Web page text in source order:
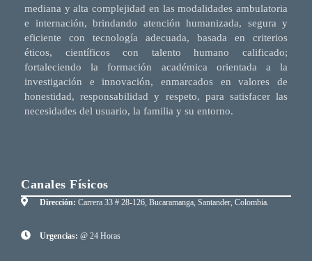
mediana y alta complejidad en las modalidades ambulatoria
e internación, brindando atención humanizada, segura y
eficiente con tecnología adecuada, basada en criterios
éticos, científicos con talento humano calificado;
fortaleciendo la formación académica orientada a la
investigación e innovación, enmarcados en valores de
honestidad, responsabilidad y respeto, para satisfacer las
necesidades del usuario, la familia y su entorno.
Canales Físicos
Dirección: Carrera 33 # 28-126, Bucaramanga, Santander, Colombia.
Urgencias: @ 24 Horas